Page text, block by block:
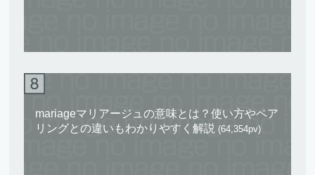
mariageマリアージュの意味とは？使い方やペア
リングとの違いもわかりやすく解説 (64,354pv)